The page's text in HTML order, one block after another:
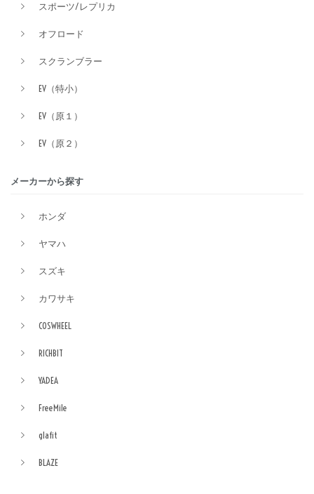
スポーツ/レプリカ
オフロード
スクランブラー
EV（特小）
EV（原１）
EV（原２）
メーカーから探す
ホンダ
ヤマハ
スズキ
カワサキ
COSWHEEL
RICHBIT
YADEA
FreeMile
glafit
BLAZE